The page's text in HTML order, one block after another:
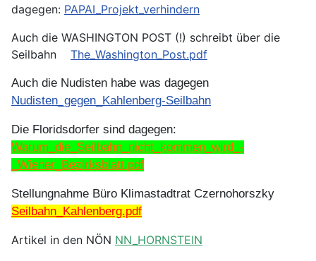
dagegen: PAPAI_Projekt_verhindern
Auch die WASHINGTON POST (!) schreibt über die
Seilbahn The_Washington_Post.pdf
Auch die Nudisten habe was dagegen
Nudisten_gegen_Kahlenberg-Seilbahn
Die Floridsdorfer sind dagegen:
Warum_die_Seilbahn_nicht_kommen_wird_-
_Wiener_Bezirksblatt.pdf
Stellungnahme Büro Klimastadtrat Czernohorszky
Seilbahn_Kahlenberg.pdf
Artikel in den NÖN NN_HORNSTEIN